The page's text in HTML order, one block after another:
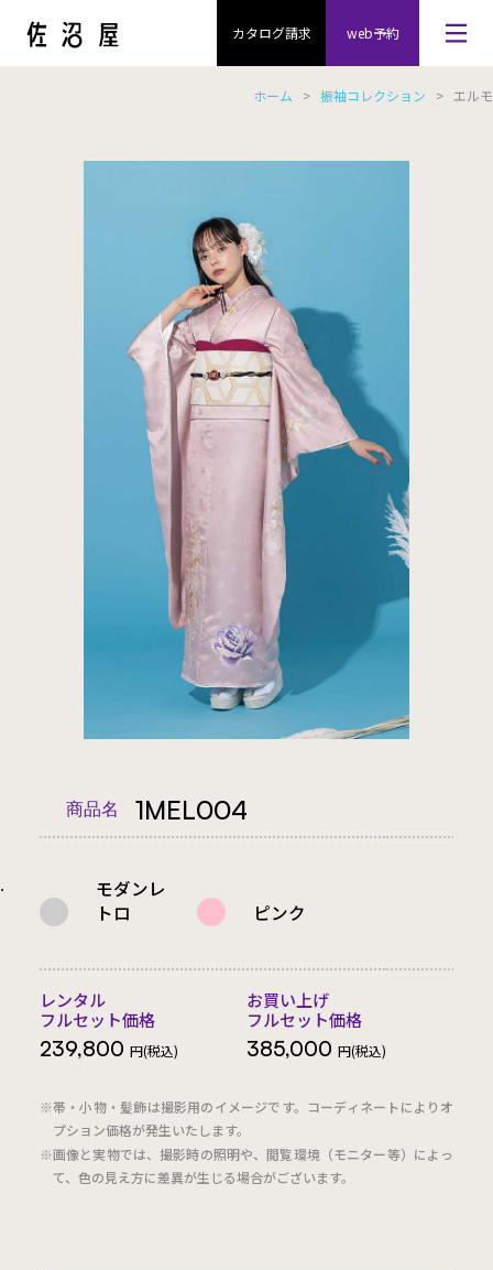
カタログ請求 web予約
ホーム > 振袖コレクション > エルモ
商品名 1MEL004
モダンレ
トロ
ピンク
レンタル
フルセット価格
239,800 円(税込)
お買い上げ
フルセット価格
385,000 円(税込)
※帯・小物・髪飾は撮影用のイメージです。コーディネートによりオ
プション価格が発生いたします。
※画像と実物では、撮影時の照明や、閲覧環境（モニター等）によっ
て、色の見え方に差異が生じる場合がございます。
.